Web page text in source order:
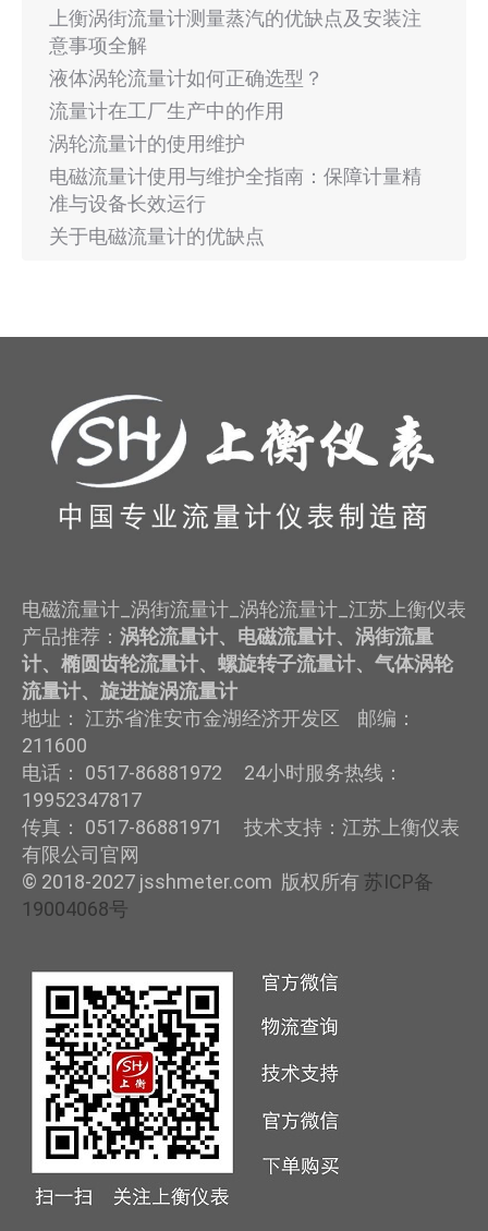
上衡涡街流量计测量蒸汽的优缺点及安装注
意事项全解
液体涡轮流量计如何正确选型？
流量计在工厂生产中的作用
涡轮流量计的使用维护
电磁流量计使用与维护全指南：保障计量精
准与设备长效运行
关于电磁流量计的优缺点
电磁流量计_涡街流量计_涡轮流量计_江苏上衡仪表
产品推荐： 涡轮流量计、电磁流量计、涡街流量
计、椭圆齿轮流量计、螺旋转子流量计、气体涡轮
流量计、旋进旋涡流量计
地址： 江苏省淮安市金湖经济开发区 邮编：
211600
电话： 0517-86881972 24小时服务热线：
19952347817
传真： 0517-86881971 技术支持：江苏上衡仪表
有限公司官网
© 2018-2027 jsshmeter.com 版权所有 苏ICP备
19004068号